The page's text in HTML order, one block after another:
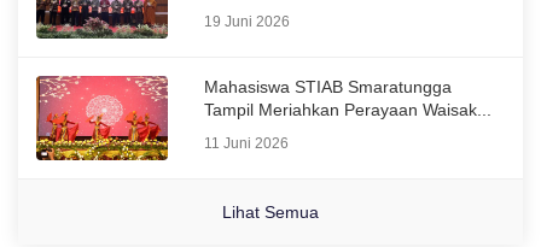
19 Juni 2026
Mahasiswa STIAB Smaratungga
Tampil Meriahkan Perayaan Waisak...
11 Juni 2026
Lihat Semua